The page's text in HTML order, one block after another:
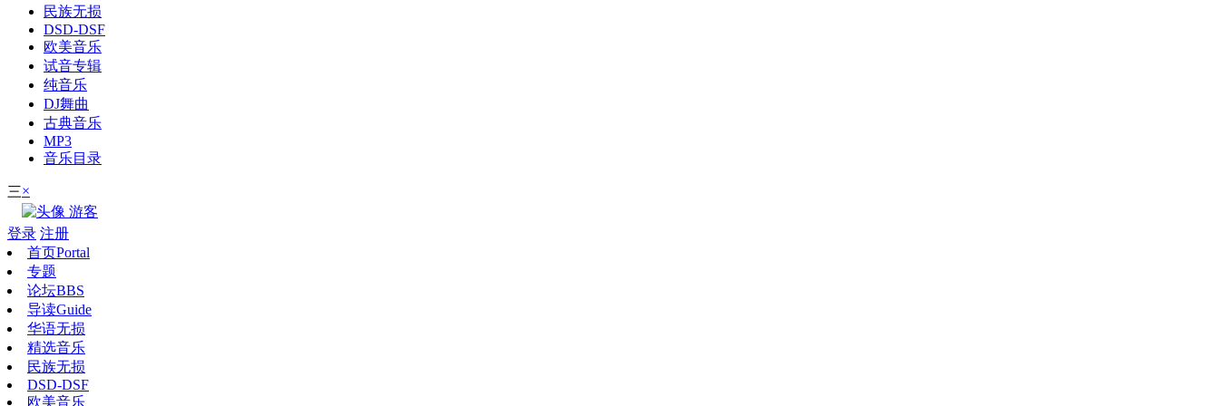
民族无损
DSD-DSF
欧美音乐
试音专辑
纯音乐
DJ舞曲
古典音乐
MP3
音乐目录
三×
游客
登录 注册
首页Portal
专题
论坛BBS
导读Guide
华语无损
精选音乐
民族无损
DSD-DSF
欧美音乐